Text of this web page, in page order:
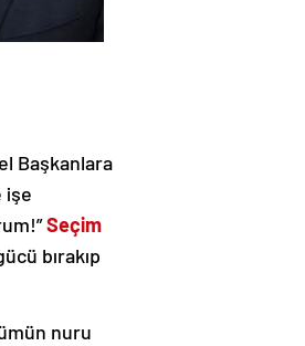
Başkanlara
işe
Seçim
bırakıp
nuru